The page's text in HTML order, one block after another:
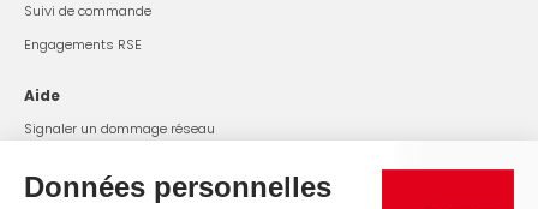
Suivi de commande
Engagements RSE
Aide
Signaler un dommage réseau
Changer mon mot de passe WiFi